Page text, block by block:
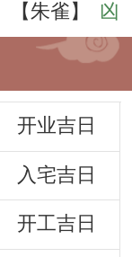
【朱雀】 凶
开业吉日
入宅吉日
开工吉日